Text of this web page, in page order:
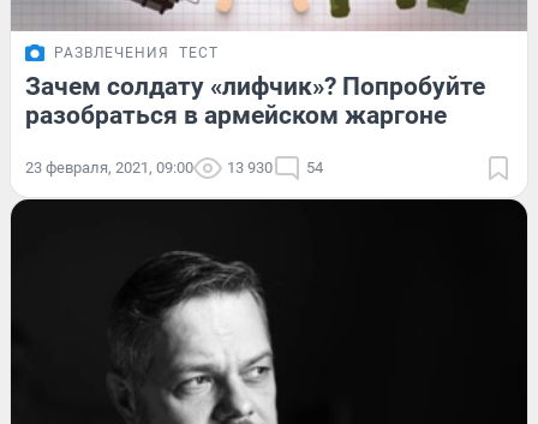
РАЗВЛЕЧЕНИЯ ТЕСТ
Зачем солдату «лифчик»? Попробуйте
разобраться в армейском жаргоне
23 февраля, 2021, 09:00 13 930 54